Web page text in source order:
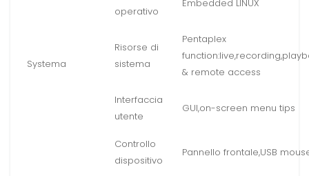
Systema
operativo
Embedded LINUX
Risorse di
sistema
Pentaplex
& remote access
Interfaccia
utente
GUI,on-screen menu tips
Controllo
dispositivo
Pannello frontale,USB